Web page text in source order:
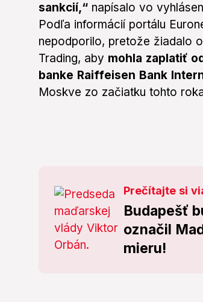
sankcií,“ napísalo vo
Podľa informácií portálu
nepodporilo, pretože žiadalo
Trading, aby mohla zaplatiť
banke Raiffeisen Bank
Moskve zo začiatku tohto
Prečítajte si
Budapešť
označil
mieru!